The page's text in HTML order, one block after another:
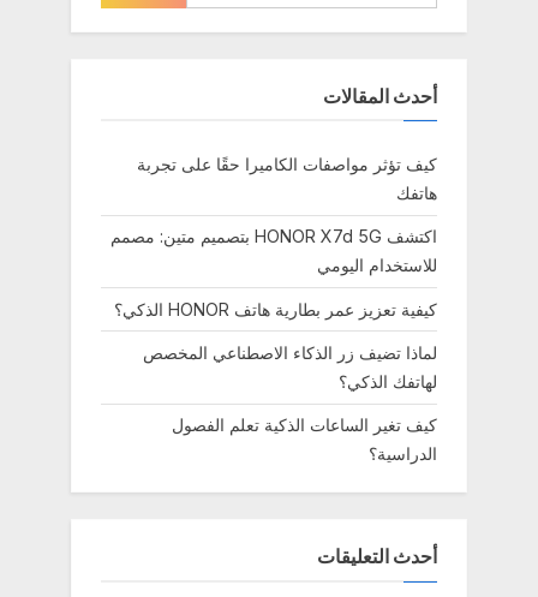
أحدث المقالات
كيف تؤثر مواصفات الكاميرا حقًا على تجربة
هاتفك
اكتشف HONOR X7d 5G بتصميم متين: مصمم
للاستخدام اليومي
كيفية تعزيز عمر بطارية هاتف HONOR الذكي؟
لماذا تضيف زر الذكاء الاصطناعي المخصص
لهاتفك الذكي؟
كيف تغير الساعات الذكية تعلم الفصول
الدراسية؟
أحدث التعليقات